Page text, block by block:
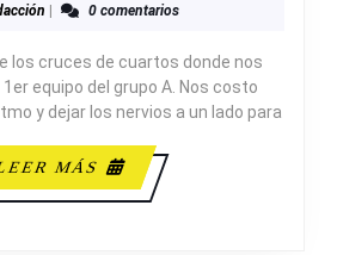
63
EBV
Redacción0 comentarios
los cruces de cuartos donde nos
equipo del grupo A. Nos costo
y dejar los nervios a un lado para
MÁS
LEER
MÁS